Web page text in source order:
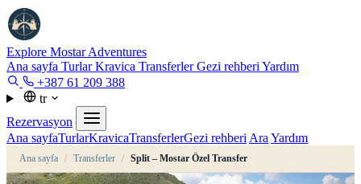
Explore MostarAdventures
Ana sayfa TurlarKravica TransferlerGezi rehberi Yardım
+387 61 209 388
tr
Rezervasyon
Ana sayfaTurlarKravicaTransferlerGezi rehberi Ara Yardım
Ana sayfa / Transferler / Split – Mostar Özel Transfer